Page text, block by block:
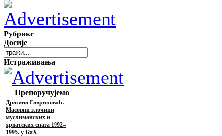
Рубрике
Досије
Истраживања
Препоручујемо
Драгана Гавриловић:
Масовни злочини
муслиманских и
хрватских снага 1992–
1995. у БиХ